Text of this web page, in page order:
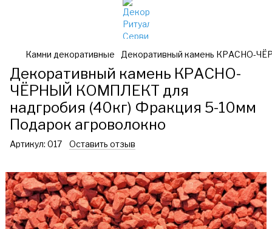
Камни декоративные Декоративный камень КРАСНО-
Декоративный камень КРАСНО-
ЧЁРНЫЙ КОМПЛЕКТ для
надгробия (40кг) Фракция 5-10мм
Подарок агроволокно
Артикул: 017 Оставить отзыв